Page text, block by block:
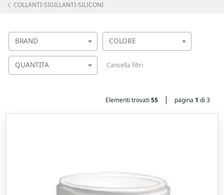
COLLANTI-SIGILLANTI-SILICONI
BRAND COLORE
QUANTITA Cancella filtri
Elementi trovati 55 | pagina 1 di 3